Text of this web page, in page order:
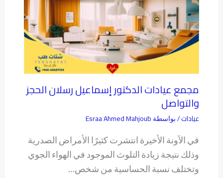
مجمع عيادات الدكتور إسماعيل رسلان الحجز
والتواصل
عيادات/ بواسطة Esraa Ahmed Mahjoub
في الآونة الأخيرة انتشرت كثيرًا الأمراض الصدرية
وذلك نتيجة زيادة التلوث الموجود في الهواء الجوي
وتختلف نسبة الحساسية من شخص…